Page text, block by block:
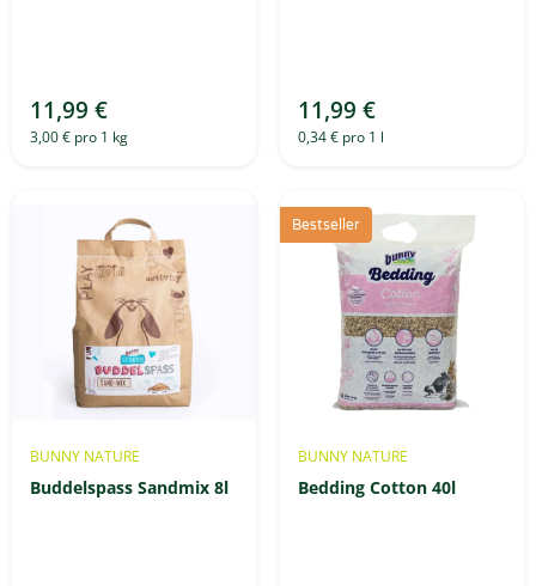
11,99 €
3,00 € pro 1 kg
11,99 €
0,34 € pro 1 l
BUNNY NATURE
Buddelspass Sandmix 8l
Bestseller
BUNNY NATURE
Bedding Cotton 40l